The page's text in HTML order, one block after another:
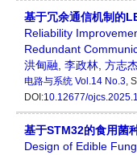
基于冗余通信机制的
Reliability
Redundant
洪甸融, 李政林, 方志
电路与系统 Vol.14 No.3,
DOI:10.12677/
基于STM32的食用菌
Design of Edible